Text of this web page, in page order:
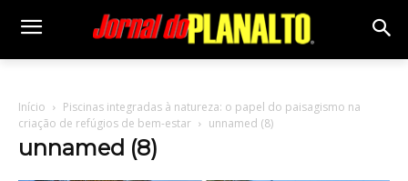
Início
Piscinas integradas à natureza: o papel do paisagismo na
criação de refúgios de bem-estar
unnamed (8)
unnamed (8)